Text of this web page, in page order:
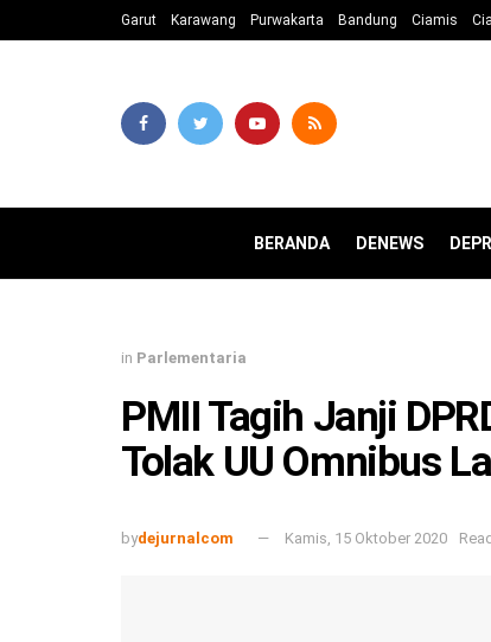
Garut Karawang Purwakarta Bandung Ciamis
BERANDA DENEWS
in Parlementaria
PMII Tagih Janji
Tolak UU Omnibus
bydejurnalcom Kamis, 15 Oktober 2020